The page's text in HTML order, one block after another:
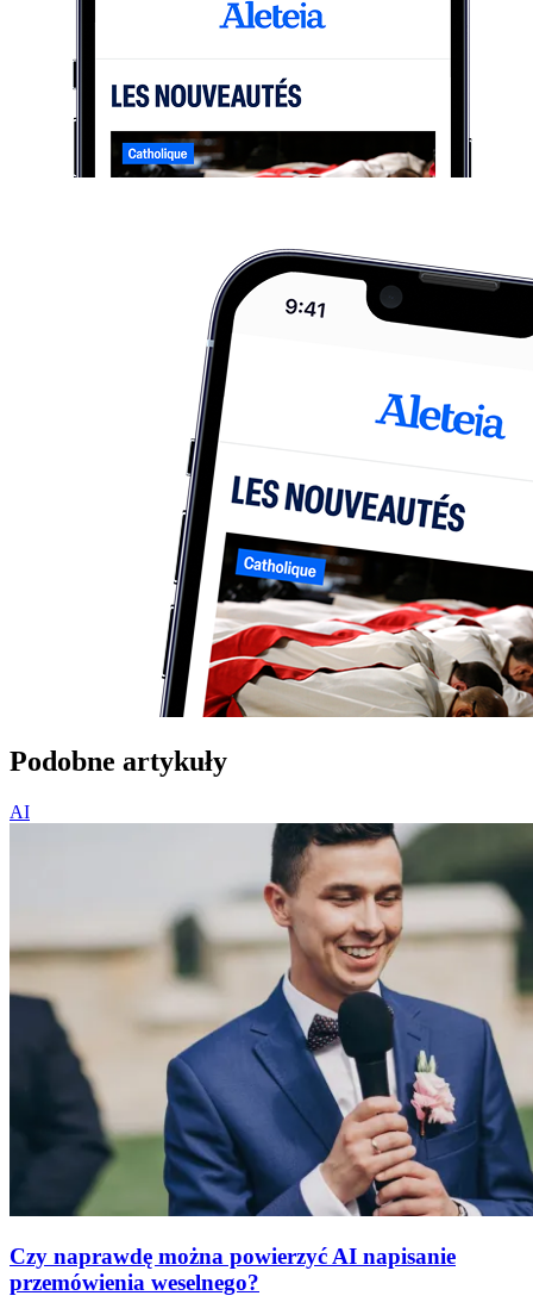
Podobne artykuły
AI
Czy naprawdę można powierzyć AI napisanie
przemówienia weselnego?